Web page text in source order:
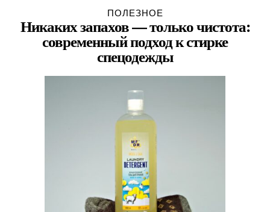
ПОЛЕЗНОЕ
Никаких запахов — только чистота:
современный подход к стирке
спецодежды